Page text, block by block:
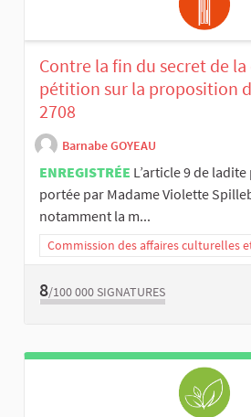
Contre la fin du secret de
pétition sur la proposition
2708
Barnabe GOYEAU
ENREGISTRÉE L’article 9 de
portée par Madame Violette
notamment la m...
Commission des affaires culturelles
8/100 000 SIGNATURES